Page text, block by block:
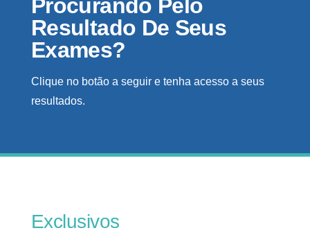
Procurando Pelo
Resultado De Seus
Exames?
Clique no botão a seguir e tenha acesso a seus
resultados.
Exclusivos